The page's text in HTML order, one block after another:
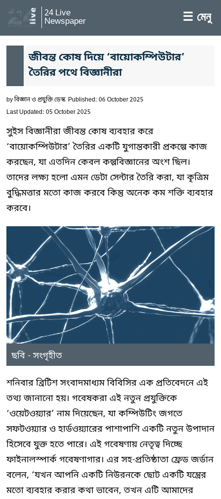
24 Live
Newspaper ☰ মেনু
জীবন্ত কোষ দিয়ে ‘বায়োকম্পিউটার’
তৈরির পথে বিজ্ঞানীরা
byবিজ্ঞান ও প্রযুক্তি ডেস্ক Published: 06 October 2025
Last Updated: 05 October 2025
সুইস বিজ্ঞানীরা জীবন্ত কোষ ব্যবহার করে
‘বায়োকম্পিউটার’ তৈরির একটি যুগান্তকারী প্রকল্পে কাজ
করছেন, যা এতদিন কেবল কল্পবিজ্ঞানের অংশ ছিল।
তাদের লক্ষ্য হলো এমন ডেটা সেন্টার তৈরি করা, যা কৃত্রিম
বুদ্ধিমত্তার মতো কাজ করবে কিন্তু অনেক কম শক্তি ব্যবহার
করবে।
ছবি - সংগৃহীত
শনিবার ব্রিটিশ সংবাদমাধ্যম বিবিসির এক প্রতিবেদনে এই
তথ্য জানানো হয়। গবেষকরা এই নতুন প্রযুক্তিকে
‘ওয়েটওয়্যার’ নাম দিয়েছেন, যা কম্পিউটিং জগতে
সফটওয়্যার ও হার্ডওয়্যারের পাশাপাশি একটি নতুন উপাদান
হিসেবে যুক্ত হতে পারে। এই গবেষণায় নেতৃত্ব দিচ্ছে
ফাইনালস্পার্ক গবেষণাগার। এর সহ-প্রতিষ্ঠাতা ফ্রেড জর্ডান
বলেন, ‘যখন আপনি একটি নিউরনকে ছোট একটি যন্ত্রের
মতো ব্যবহার করার কথা ভাবেন, তখন এটি আমাদের